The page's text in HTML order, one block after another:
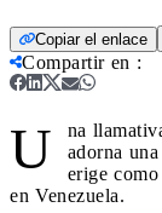
Copiar el enlace
Compartir en :
U
na
adorna
erige
en Venezuela.